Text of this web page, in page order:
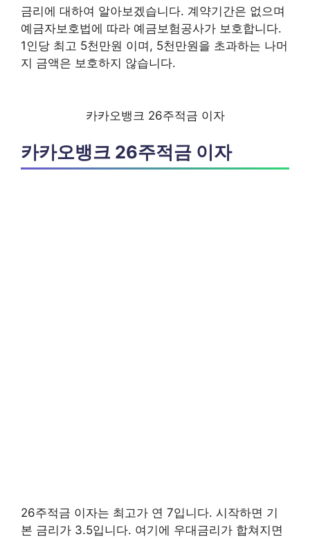
금리에 대하여 알아보겠습니다. 계약기간은 없으며
예금자보호법에 따라 예금보험공사가 보호합니다.
1인당 최고 5천만원 이며, 5천만원을 초과하는 나머
지 금액은 보호하지 않습니다.
카카오뱅크 26주적금 이자
카카오뱅크 26주적금 이자
26주적금 이자는 최고가 연 7입니다. 시작하면 기
본 금리가 3.5입니다. 여기에 우대금리가 합쳐지면